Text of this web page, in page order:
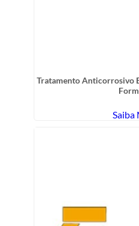
Tratamento Anticorrosivo
Saiba